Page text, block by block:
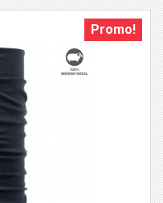
Promo!